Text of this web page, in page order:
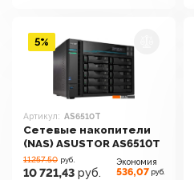
Артикул: AS6510T
Сетевые накопители
(NAS) ASUSTOR AS6510T
11257.50 руб.
10 721,43 руб.
Экономия
536,07 руб.
5%